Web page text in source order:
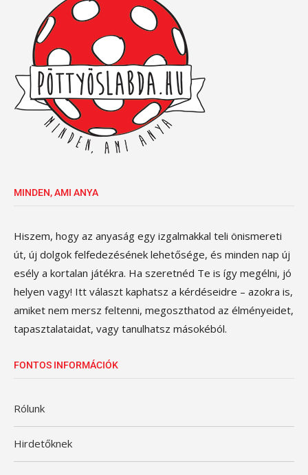
MINDEN, AMI ANYA
Hiszem, hogy az anyaság egy izgalmakkal teli önismereti
út, új dolgok felfedezésének lehetősége, és minden nap új
esély a kortalan játékra. Ha szeretnéd Te is így megélni, jó
helyen vagy! Itt választ kaphatsz a kérdéseidre – azokra is,
amiket nem mersz feltenni, megoszthatod az élményeidet,
tapasztalataidat, vagy tanulhatsz másokéból.
FONTOS INFORMÁCIÓK
Rólunk
Hirdetőknek